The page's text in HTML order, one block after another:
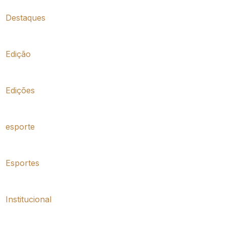
Destaques
Edição
Edições
esporte
Esportes
Institucional